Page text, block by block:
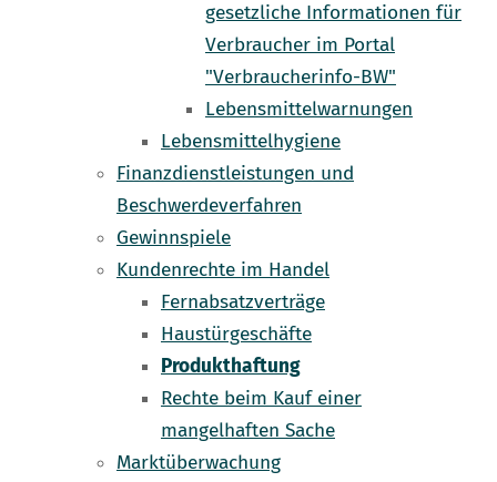
gesetzliche Informationen für
Verbraucher im Portal
"Verbraucherinfo-BW"
Lebensmittelwarnungen
Lebensmittelhygiene
Finanzdienstleistungen und
Beschwerdeverfahren
Gewinnspiele
Kundenrechte im Handel
Fernabsatzverträge
Haustürgeschäfte
Produkthaftung
Rechte beim Kauf einer
mangelhaften Sache
Marktüberwachung